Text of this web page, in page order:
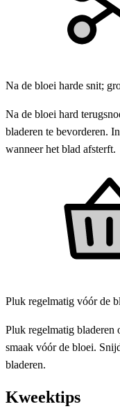
Na de bloei harde snit;
Na de bloei hard
bladeren te bevorderen.
wanneer het blad afsterft.
Pluk regelmatig vóór de
Pluk regelmatig bladeren
smaak vóór de bloei.
bladeren.
Kweektips